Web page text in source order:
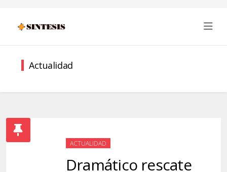
Actualidad
ACTUALIDAD
Dramático rescate